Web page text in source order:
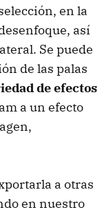
en la
así
Se puede
de las palas
de efectos
a un efecto
a otras
en nuestro